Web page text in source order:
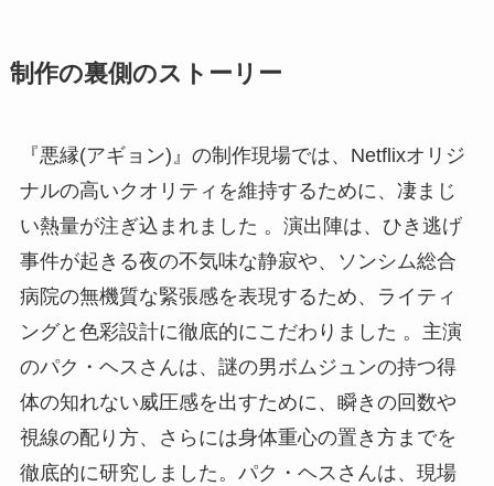
制作の裏側のストーリー
『悪縁(アギョン)』の制作現場では、Netflixオリジ
ナルの高いクオリティを維持するために、凄まじ
い熱量が注ぎ込まれました 。演出陣は、ひき逃げ
事件が起きる夜の不気味な静寂や、ソンシム総合
病院の無機質な緊張感を表現するため、ライティ
ングと色彩設計に徹底的にこだわりました 。主演
のパク・ヘスさんは、謎の男ボムジュンの持つ得
体の知れない威圧感を出すために、瞬きの回数や
視線の配り方、さらには身体重心の置き方までを
徹底的に研究しました。パク・ヘスさんは、現場